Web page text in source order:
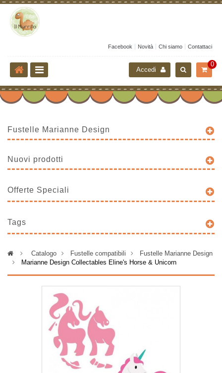
Facebook Novità Chi siamo Contattaci
0
Accedi
Fustelle Marianne Design
Nuovi prodotti
Offerte Speciali
Tags
> Catalogo > Fustelle compatibili >
Fustelle Marianne Design
>
Marianne Design Collectables Eline's Horse & Unicorn